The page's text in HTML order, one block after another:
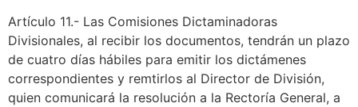
Artículo 11.- Las Comisiones Dictaminadoras
Divisionales, al recibir los documentos, tendrán un plazo
de cuatro días hábiles para emitir los dictámenes
correspondientes y remtirlos al Director de División,
quien comunicará la resolución a la Rectoría General, a